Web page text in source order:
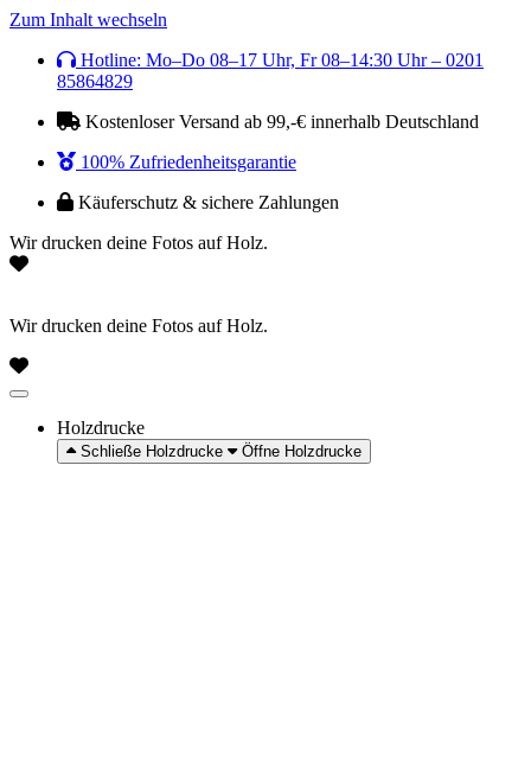
Zum Inhalt wechseln
Hotline: Mo–Do 08–17 Uhr, Fr 08–14:30 Uhr – 0201
85864829
Kostenloser Versand ab 99,-€ innerhalb Deutschland
100% Zufriedenheitsgarantie
Käuferschutz & sichere Zahlungen
Wir drucken deine Fotos auf Holz.
Wir drucken deine Fotos auf Holz.
Holzdrucke
Schließe Holzdrucke Öffne Holzdrucke